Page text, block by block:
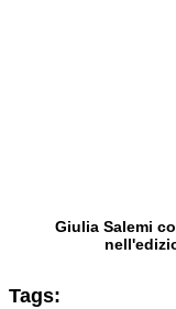
Giulia Salemi
Tags: